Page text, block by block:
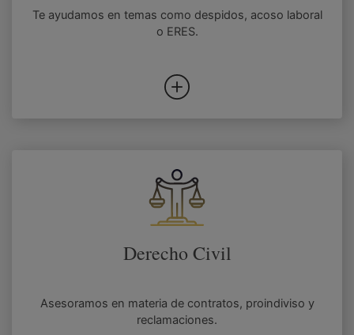
Te ayudamos en temas como despidos, acoso laboral
o ERES.
Derecho Civil
Asesoramos en materia de contratos, proindiviso y
reclamaciones.